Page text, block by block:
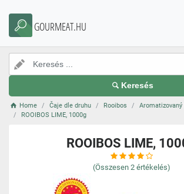
GOURMEAT.HU
Keresés
Home Čaje dle druhu Rooibos
Aromatizovaný
ROOIBOS LIME, 1000g
ROOIBOS LIME,
(Összesen 2 értékelés)